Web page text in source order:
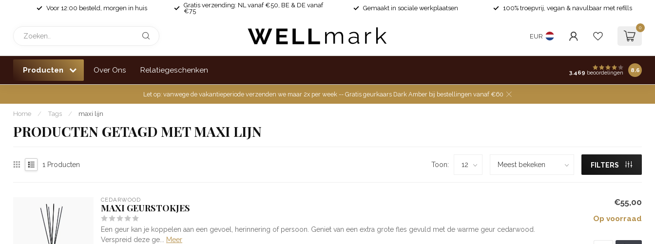
Voor 12:00 besteld, morgen in huis
Gratis verzending: NL vanaf €50, BE & DE vanaf
€75
Gemaakt in sociale werkplaatsen 100% troepvrij, vegan & navulbaar met refills
EUR
0
Producten Over Ons Relatiegeschenken 3.469 beoordelingen 8.6
Let op: vanwege de vakantieperiode verzenden we maar 2x per week -- Gratis geurkaars Dark Amber bij bestellingen vanaf €60
Home / Tags / maxi lijn
PRODUCTEN GETAGD MET MAXI LIJN
1 Producten Toon: FILTERS
CEDARWOOD
MAXI GEURSTOKJES
Een geur kan je koppelen aan een gevoel, herinnering of persoon. Geniet van een extra grote fles gevuld met de warme geur cedarwood.
Verspreid deze ge...
Meer
€55,00
Op voorraad